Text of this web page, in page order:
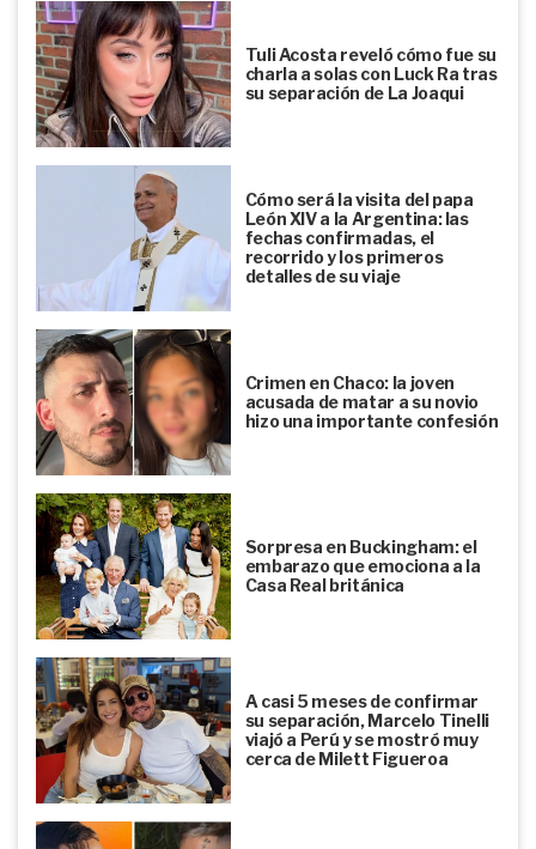
Tuli Acosta reveló cómo fue su
charla a solas con Luck Ra tras
su separación de La Joaqui
Cómo será la visita del papa
León XIV a la Argentina: las
fechas confirmadas, el
recorrido y los primeros
detalles de su viaje
Crimen en Chaco: la joven
acusada de matar a su novio
hizo una importante confesión
Sorpresa en Buckingham: el
embarazo que emociona a la
Casa Real británica
A casi 5 meses de confirmar
su separación, Marcelo Tinelli
viajó a Perú y se mostró muy
cerca de Milett Figueroa